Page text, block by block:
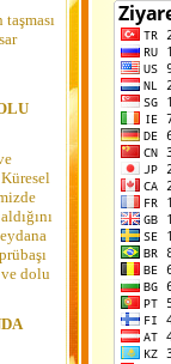
ve dolu